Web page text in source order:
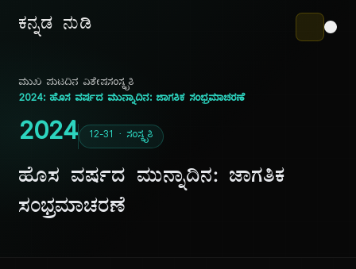
ಕನ್ನಡ ನುಡಿ
ಮುಖ ಪುಟದಿನ ವಿಶೇಷಸಂಸ್ಕೃತಿ
2024: ಹೊಸ ವರ್ಷದ ಮುನ್ನಾದಿನ: ಜಾಗತಿಕ ಸಂಭ್ರಮಾಚರಣೆ
2024 12-31 · ಸಂಸ್ಕೃತಿ
ಹೊಸ ವರ್ಷದ ಮುನ್ನಾದಿನ: ಜಾಗತಿಕ
ಸಂಭ್ರಮಾಚರಣೆ